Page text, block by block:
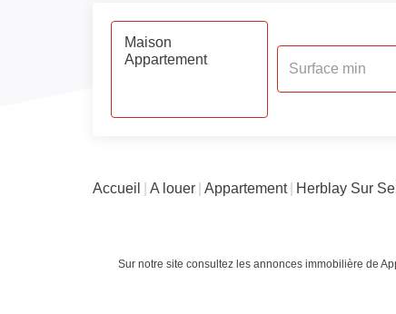
Accueil A louer Appartement Herblay Sur
Sur notre site consultez les annonces immobilière de